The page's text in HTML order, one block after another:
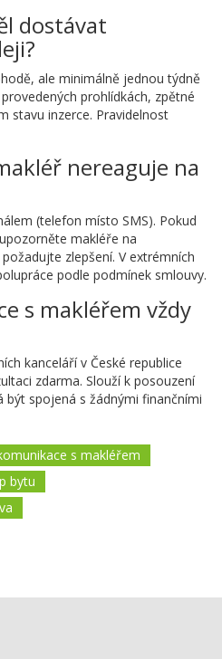
dostávat
ale minimálně jednou týdně
prohlídkách, zpětné
stavu inzerce. Pravidelnost
nereaguje na
(telefon místo SMS). Pokud
makléře na
zlepšení. V extrémních
podle podmínek smlouvy.
s makléřem vždy
kanceláří v České republice
zdarma. Slouží k posouzení
spojená s žádnými finančními
s makléřem
bytu